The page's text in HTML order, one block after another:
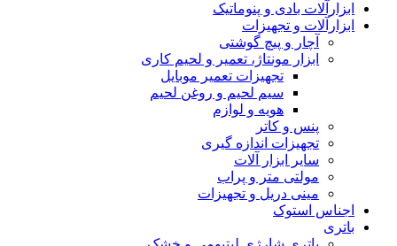
ابزارآلات بادی و پنوماتیک
ابزارآلات و تجهیزات
آچار و پیچ گوشتی
ابزار مونتاژ، تعمیر و لحیم کاری
تجهیزات تعمیر موبایل
سیم لحیم و روغن لحیم
هویه و لوازم
پنس و کاتر
تجهیزات اندازه گیری
سایر ابزار آلات
مولتی متر و پراب
مینی دریل و تجهیزات
اجناس استوک
باتری